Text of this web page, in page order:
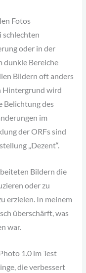
Fotos
schlechten
oder in der
dunkle Bereiche
Bildern oft anders
Hintergrund wird
Belichtung des
im
der ORFs sind
„Dezent“.
Bildern die
oder zu
erzielen. In meinem
überschärft, was
war.
1.0 im Test
die verbessert